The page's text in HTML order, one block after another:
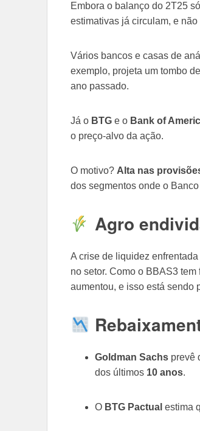
Embora o balanço do 2T25
estimativas já circulam, e
Vários bancos e casas de
exemplo, projeta um tombo de
ano passado.
Já o BTG e o Bank of
o preço-alvo da ação.
O motivo? Alta nas
dos segmentos onde o
Agro
A crise de liquidez
no setor. Como o BBAS3
aumentou, e isso está sendo
Goldman Sachs prevê
dos últimos 10 anos.
O BTG Pactual estima